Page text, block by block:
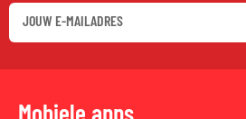
Mobiele apps